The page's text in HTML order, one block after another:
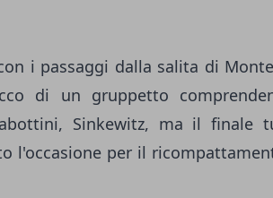
i passaggi dalla salita di
di un gruppetto
Sinkewitz, ma il finale
l'occasione per il